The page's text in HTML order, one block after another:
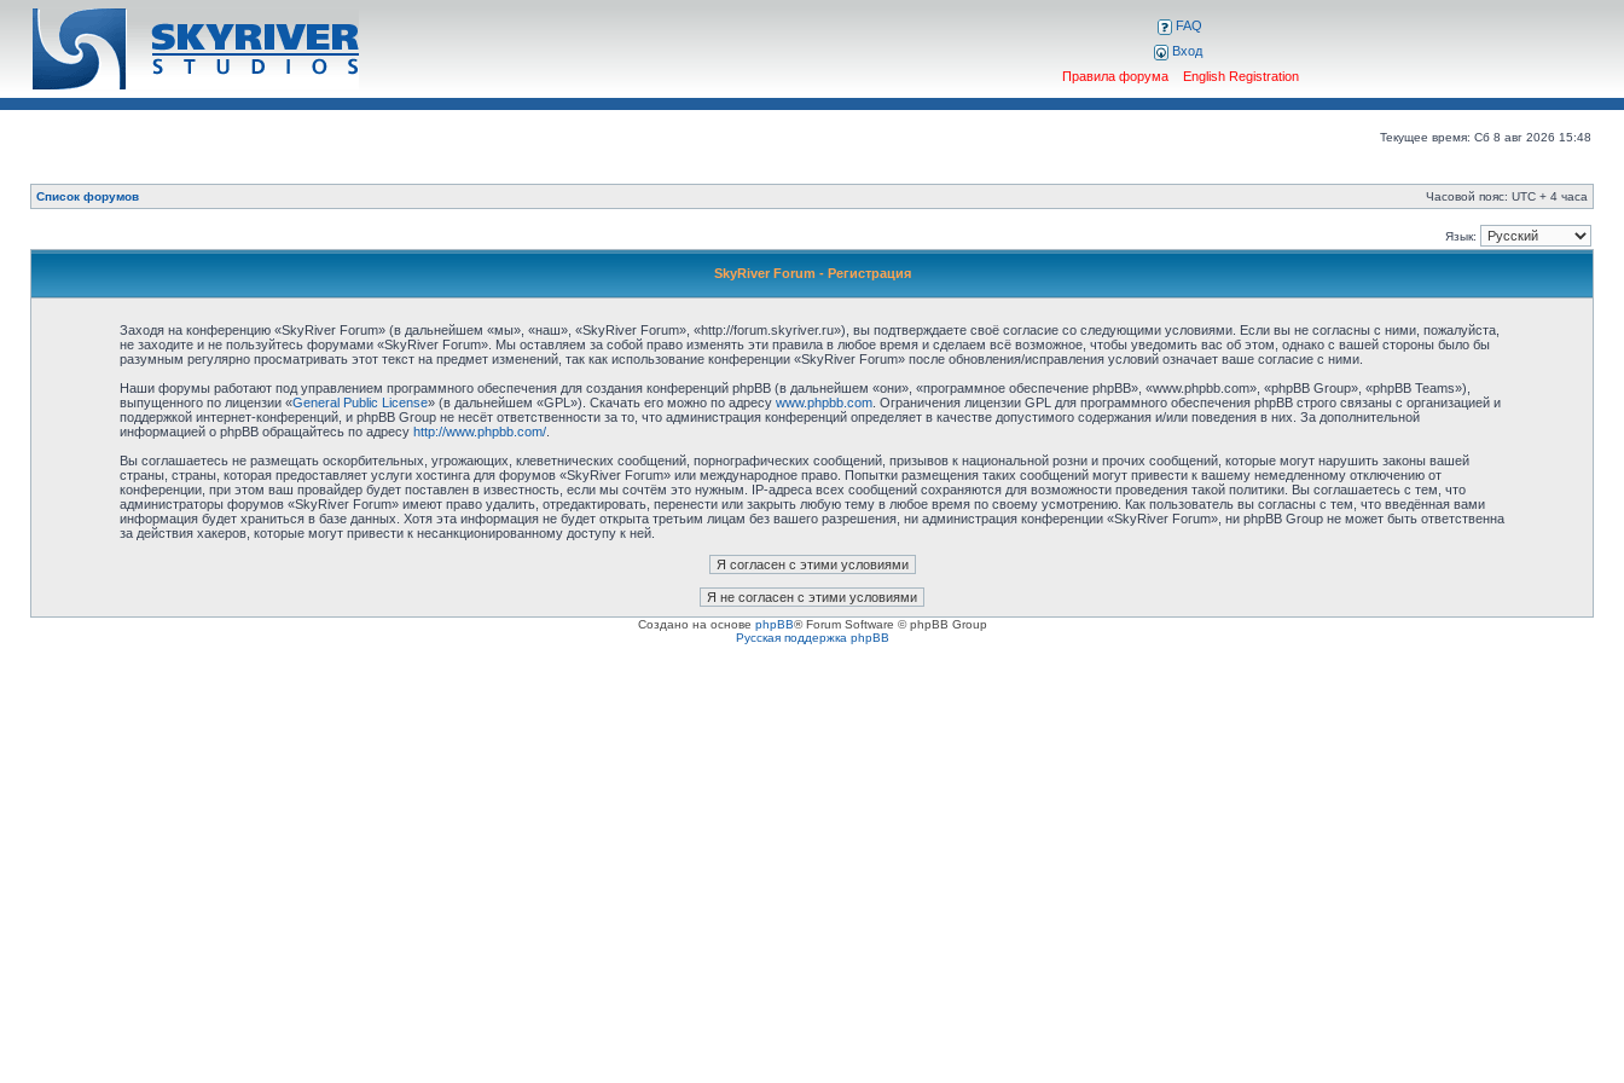
FAQ
Вход
Правила форума
English Registration
Текущее время: Сб 8 авг 2026 15:48
Список форумов Часовой пояс: UTC + 4 часа
Язык:
SkyRiver Forum - Регистрация
Заходя на конференцию «SkyRiver Forum» (в дальнейшем «мы», «наш», «SkyRiver Forum», «http://forum.skyriver.ru»), вы подтверждаете своё согласие со следующими условиями. Если вы не согласны с ними, пожалуйста,
не заходите и не пользуйтесь форумами «SkyRiver Forum». Мы оставляем за собой право изменять эти правила в любое время и сделаем всё возможное, чтобы уведомить вас об этом, однако с вашей стороны было бы
разумным регулярно просматривать этот текст на предмет изменений, так как использование конференции «SkyRiver Forum» после обновления/исправления условий означает ваше согласие с ними.
Наши форумы работают под управлением программного обеспечения для создания конференций phpBB (в дальнейшем «они», «программное обеспечение phpBB», «www.phpbb.com», «phpBB Group», «phpBB Teams»),
выпущенного по лицензии «General Public License» (в дальнейшем «GPL»). Скачать его можно по адресу www.phpbb.com. Ограничения лицензии GPL для программного обеспечения phpBB строго связаны с организацией и
поддержкой интернет-конференций, и phpBB Group не несёт ответственности за то, что администрация конференций определяет в качестве допустимого содержания и/или поведения в них. За дополнительной
информацией о phpBB обращайтесь по адресу http://www.phpbb.com/.
Вы соглашаетесь не размещать оскорбительных, угрожающих, клеветнических сообщений, порнографических сообщений, призывов к национальной розни и прочих сообщений, которые могут нарушить законы вашей
страны, страны, которая предоставляет услуги хостинга для форумов «SkyRiver Forum» или международное право. Попытки размещения таких сообщений могут привести к вашему немедленному отключению от
конференции, при этом ваш провайдер будет поставлен в известность, если мы сочтём это нужным. IP-адреса всех сообщений сохраняются для возможности проведения такой политики. Вы соглашаетесь с тем, что
администраторы форумов «SkyRiver Forum» имеют право удалить, отредактировать, перенести или закрыть любую тему в любое время по своему усмотрению. Как пользователь вы согласны с тем, что введённая вами
информация будет храниться в базе данных. Хотя эта информация не будет открыта третьим лицам без вашего разрешения, ни администрация конференции «SkyRiver Forum», ни phpBB Group не может быть ответственна
за действия хакеров, которые могут привести к несанкционированному доступу к ней.
Создано на основе phpBB® Forum Software © phpBB Group
Русская поддержка phpBB